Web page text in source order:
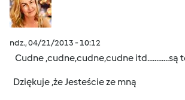
ndz., 04/21/2013 - 10:12
Cudne ,cudne,cudne,cudne itd............są
Dziękuje ,że Jesteście ze mną